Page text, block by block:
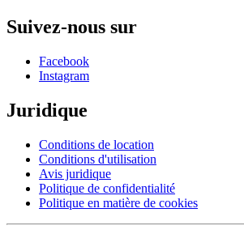
Suivez-nous sur
Facebook
Instagram
Juridique
Conditions de location
Conditions d'utilisation
Avis juridique
Politique de confidentialité
Politique en matière de cookies